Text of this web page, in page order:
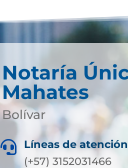
Notaría
Mahates
Bolívar

Líneas de
(+57) 3152031466